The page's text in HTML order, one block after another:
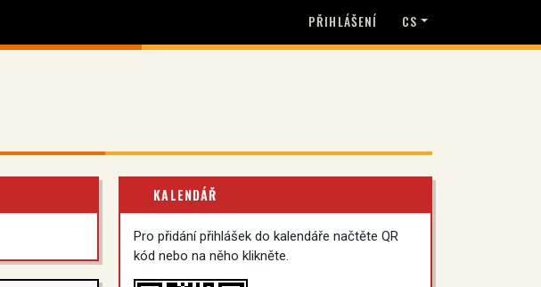
PŘIHLÁŠENÍ CS
KALENDÁŘ
Pro přidání přihlášek do kalendáře načtěte QR
kód nebo na něho klikněte.